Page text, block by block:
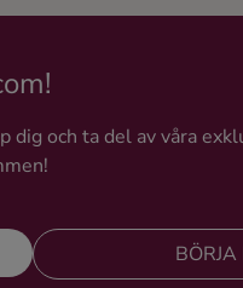
dig och ta del av våra